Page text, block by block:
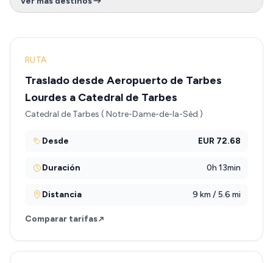
RUTA
Traslado desde Aeropuerto de Tarbes
Lourdes a Catedral de Tarbes
Catedral de Tarbes ( Notre-Dame-de-la-Sèd )
Desde EUR 72.68
Duración 0h 13min
Distancia 9 km / 5.6 mi
Comparar tarifas